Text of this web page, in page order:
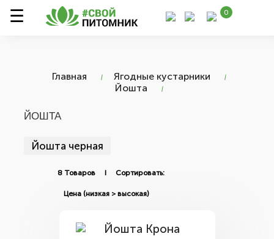
0
Главная
Ягодные кустарники
Йошта
ЙОШТА
Йошта черная
8 Товаров I Сортировать: